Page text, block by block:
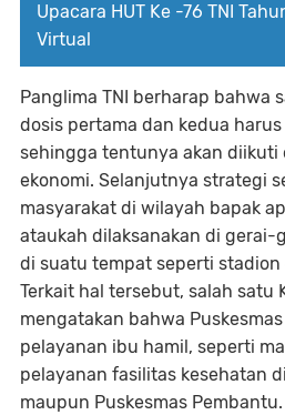
Upacara HUT Ke -76 TNI
Virtual
Panglima TNI berharap bahwa
dosis pertama dan kedua
sehingga tentunya akan diikuti
ekonomi. Selanjutnya strategi
masyarakat di wilayah bapak
ataukah dilaksanakan di gerai-
di suatu tempat seperti stadion
Terkait hal tersebut, salah satu
mengatakan bahwa
pelayanan ibu hamil, seperti
pelayanan fasilitas kesehatan
maupun Puskesmas